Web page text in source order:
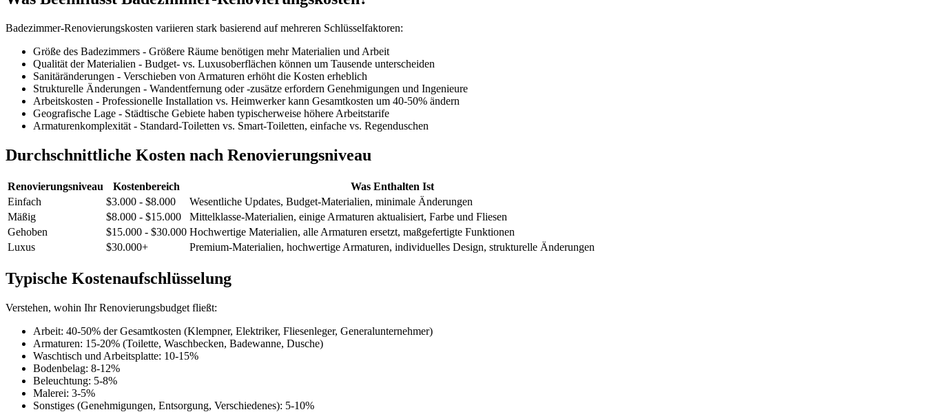
Badezimmer-Renovierungskosten variieren stark basierend auf mehreren Schlüsselfaktoren:
Größe des Badezimmers - Größere Räume benötigen mehr Materialien und Arbeit
Qualität der Materialien - Budget- vs. Luxusoberflächen können um Tausende unterscheiden
Sanitäränderungen - Verschieben von Armaturen erhöht die Kosten erheblich
Strukturelle Änderungen - Wandentfernung oder -zusätze erfordern Genehmigungen und Ingenieure
Arbeitskosten - Professionelle Installation vs. Heimwerker kann Gesamtkosten um 40-50% ändern
Geografische Lage - Städtische Gebiete haben typischerweise höhere Arbeitstarife
Armaturenkomplexität - Standard-Toiletten vs. Smart-Toiletten, einfache vs. Regenduschen
Durchschnittliche Kosten nach Renovierungsniveau
Renovierungsniveau Kostenbereich
Was Enthalten Ist
Einfach
$3.000 - $8.000
Wesentliche Updates, Budget-Materialien, minimale Änderungen
Mäßig
$8.000 - $15.000
Mittelklasse-Materialien, einige Armaturen aktualisiert, Farbe und Fliesen
Gehoben
$15.000 - $30.000 Hochwertige Materialien, alle Armaturen ersetzt, maßgefertigte Funktionen
Luxus
$30.000+ Premium-Materialien, hochwertige Armaturen, individuelles Design, strukturelle Änderungen
Typische Kostenaufschlüsselung
Verstehen, wohin Ihr Renovierungsbudget fließt:
Arbeit: 40-50% der Gesamtkosten (Klempner, Elektriker, Fliesenleger, Generalunternehmer)
Armaturen: 15-20% (Toilette, Waschbecken, Badewanne, Dusche)
Waschtisch und Arbeitsplatte: 10-15%
Bodenbelag: 8-12%
Beleuchtung: 5-8%
Malerei: 3-5%
Sonstiges (Genehmigungen, Entsorgung, Verschiedenes): 5-10%